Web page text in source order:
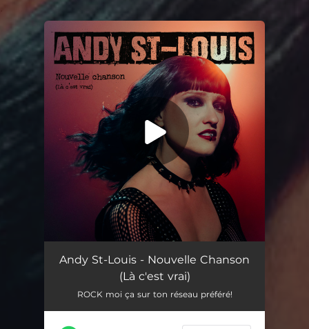
You're all set!
Nouvelle Chanson (Là c'est vrai) 02:29
Andy St-Louis - Nouvelle Chanson
(Là c'est vrai)
ROCK moi ça sur ton réseau préféré!